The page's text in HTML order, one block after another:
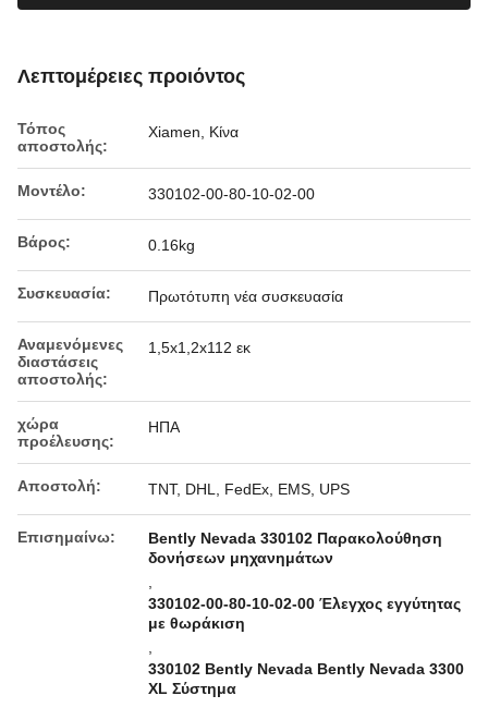
Λεπτομέρειες προιόντος
Τόπος
αποστολής:
Xiamen, Κίνα
Μοντέλο: 330102-00-80-10-02-00
Βάρος: 0.16kg
Συσκευασία: Πρωτότυπη νέα συσκευασία
Αναμενόμενες
διαστάσεις
αποστολής:
1,5x1,2x112 εκ
χώρα
προέλευσης:
ΗΠΑ
Αποστολή: TNT, DHL, FedEx, EMS, UPS
Επισημαίνω:
Bently Nevada 330102 Παρακολούθηση
δονήσεων μηχανημάτων
330102-00-80-10-02-00 Έλεγχος εγγύτητας
με θωράκιση
330102 Bently Nevada Bently Nevada 3300
XL Σύστημα